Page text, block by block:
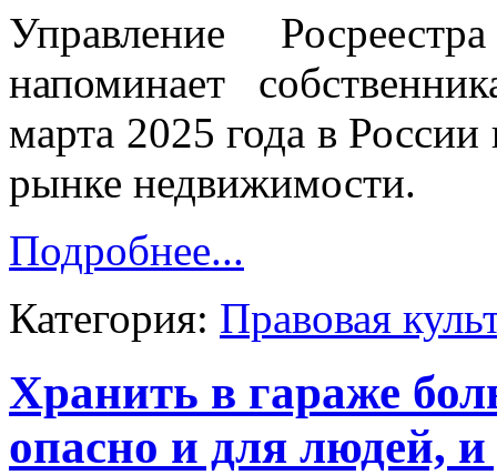
Управление
напоминает
марта 2025 года в
рынке недвижимости.
Подробнее...
Категория: Правовая
Хранить в гараже
опасно и для людей,